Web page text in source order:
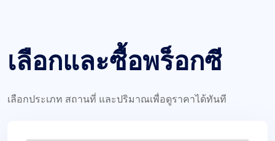
เลือกและซื้อพร็อกซี
เลือกประเภท สถานที่ และปริมาณเพื่อดูราคาได้ทันที